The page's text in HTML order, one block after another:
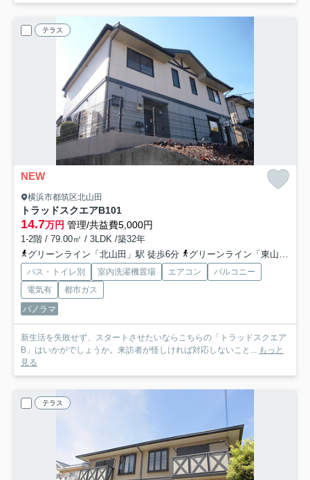
テラス
NEW
横浜市都筑区北山田
トラッドスクエアB101
14.7万円 管理/共益費5,000円
1-2階 / 79.00㎡ / 3LDK /築32年
グリーンライン「北山田」駅 徒歩6分
グリーンライン「東山田」駅 徒歩17分
バス・トイレ別 室内洗濯機置場 エアコン
バルコニー
電気有
都市ガス
パノラマ
新生活を失敗せず、スタートさせたいならこちらの「トラッドスクエア
B」はいかがでしょうか。来訪者が怪しければ対応しないこと... もっと
見る
テラス